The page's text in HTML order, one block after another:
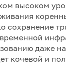
высоком
сохранение
даже
кочевой и